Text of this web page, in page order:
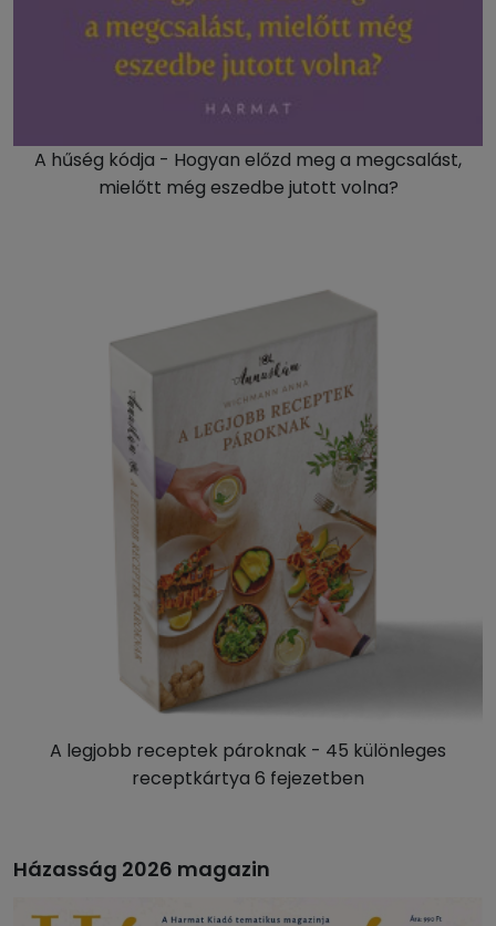
A hűség kódja - Hogyan előzd meg a megcsalást,
mielőtt még eszedbe jutott volna?
A legjobb receptek pároknak - 45 különleges
receptkártya 6 fejezetben
Házasság 2026 magazin